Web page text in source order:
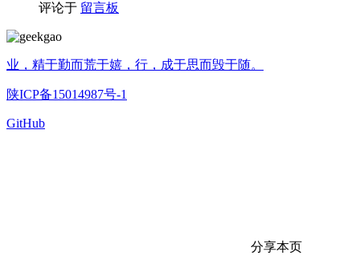
评论于 留言板
业，精于勤而荒于嬉，行，成于思而毁于随。
陕ICP备15014987号-1
GitHub
分享本页